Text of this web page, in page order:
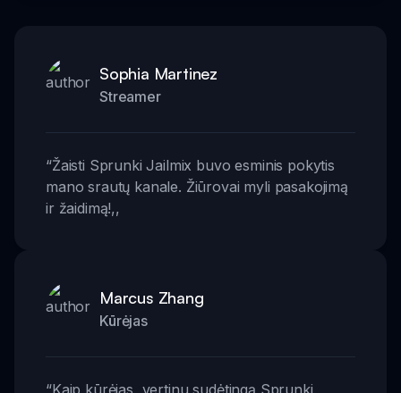
Sophia Martinez
Streamer
“Žaisti Sprunki Jailmix buvo esminis pokytis
mano srautų kanale. Žiūrovai myli pasakojimą
ir žaidimą!,,
Marcus Zhang
Kūrėjas
“Kaip kūrėjas, vertinu sudėtingą Sprunki